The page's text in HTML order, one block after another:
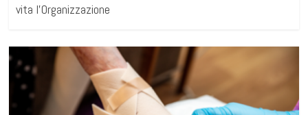
vita l’Organizzazione